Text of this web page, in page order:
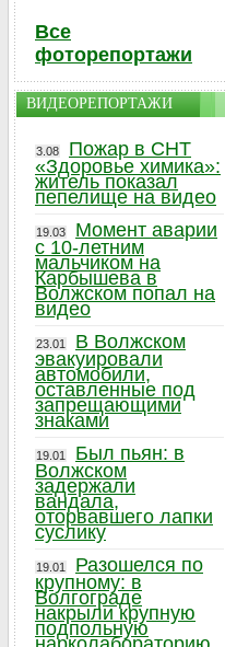
Все
фоторепортажи
ВИДЕОРЕПОРТАЖИ
3.08
Пожар в СНТ
«Здоровье химика»:
житель показал
пепелище на видео
19.03
Момент аварии
с 10-летним
мальчиком на
Карбышева в
Волжском попал на
видео
23.01
В Волжском
эвакуировали
автомобили,
оставленные под
запрещающими
знаками
19.01
Был пьян: в
Волжском
задержали
вандала,
оторвавшего лапки
суслику
19.01
Разошелся по
крупному: в
Волгограде
накрыли крупную
подпольную